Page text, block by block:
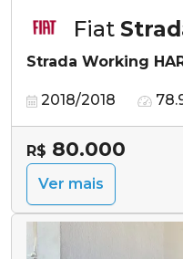
Fiat
Strada Working
2018/2018
R$ 80.000
Ver mais